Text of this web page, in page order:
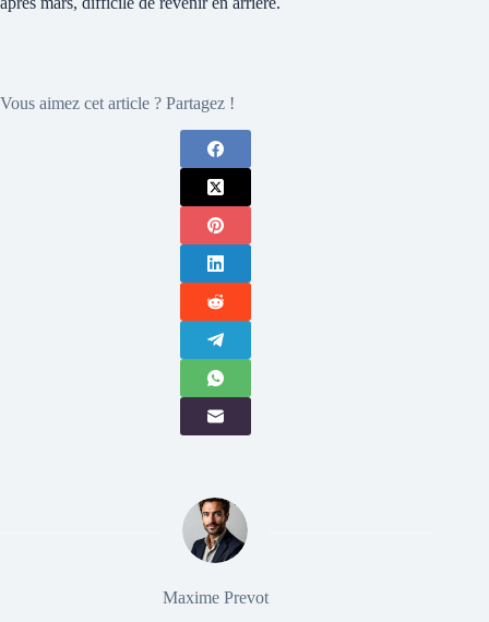
Vous aimez cet article ? Partagez !
Maxime Prevot